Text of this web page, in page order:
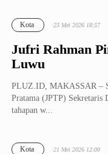
Jufri Rahman
Luwu
Kota 23 Mei 2026 18:57
PLUZ.ID, MAKASSAR –
Pratama (JPTP) Sekretaris
tahapan w...
Kota 21 Mei 2026 12:00